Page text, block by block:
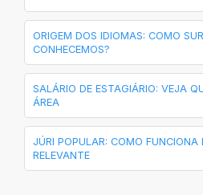
ORIGEM DOS IDIOMAS: COMO
CONHECEMOS?
SALÁRIO DE ESTAGIÁRIO: VEJA
ÁREA
JÚRI POPULAR: COMO FUNCIONA
RELEVANTE